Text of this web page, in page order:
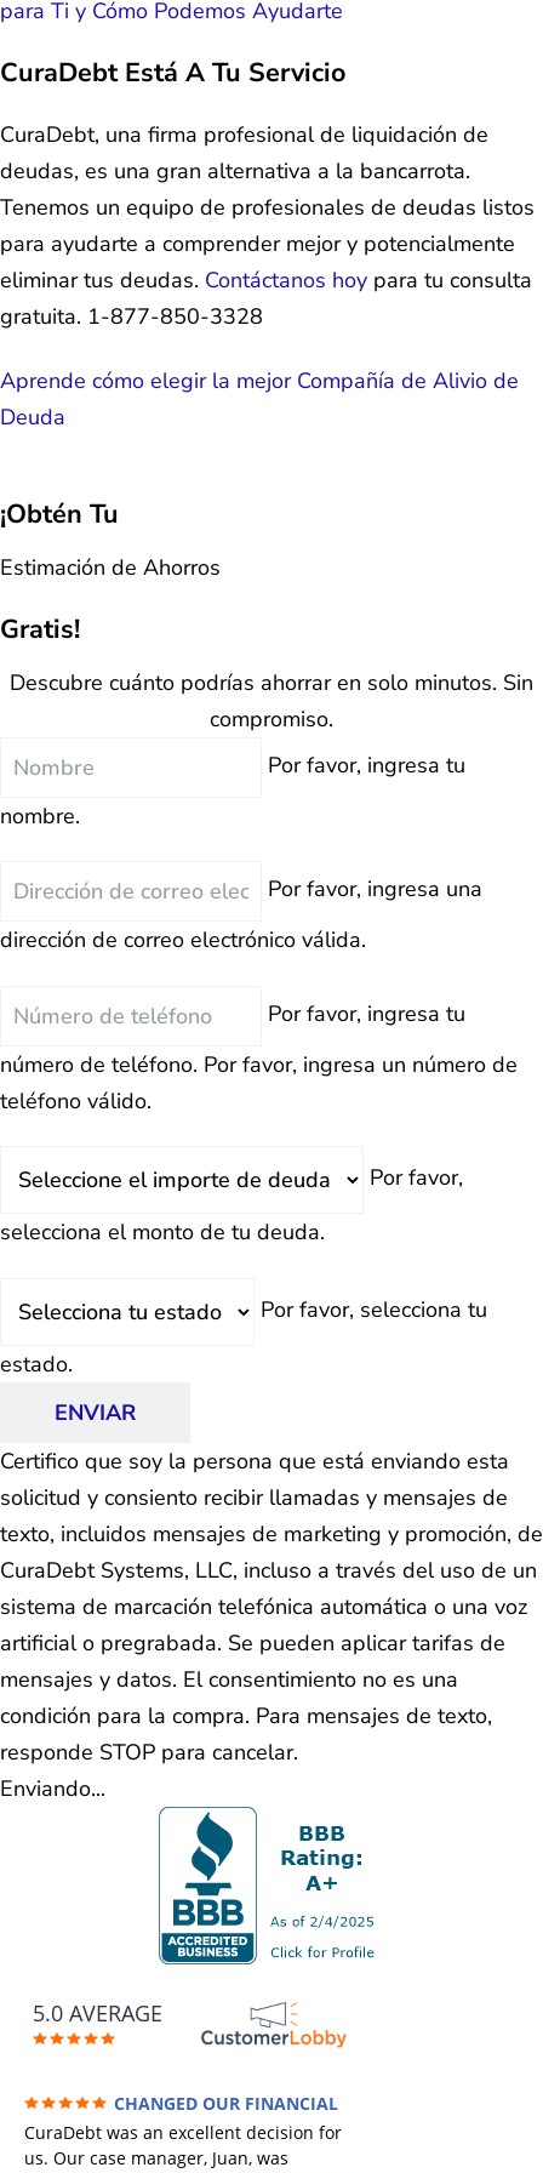
para Ti y Cómo Podemos Ayudarte
CuraDebt Está A Tu Servicio
CuraDebt, una firma profesional de liquidación de
deudas, es una gran alternativa a la bancarrota.
Tenemos un equipo de profesionales de deudas listos
para ayudarte a comprender mejor y potencialmente
eliminar tus deudas. Contáctanos hoy para tu consulta
gratuita. 1-877-850-3328
Aprende cómo elegir la mejor Compañía de Alivio de
Deuda
¡Obtén Tu
Estimación de Ahorros
Gratis!
Descubre cuánto podrías ahorrar en solo minutos. Sin
compromiso.
Nombre
Por favor, ingresa tu
nombre.
Correo
Por favor, ingresa una
dirección de correo electrónico válida.
Teléfono
Por favor, ingresa tu
número de teléfono. Por favor, ingresa un número de
teléfono válido.
Por favor,
selecciona el monto de tu deuda.
Por favor, selecciona tu
estado.
ENVIAR
Certifico que soy la persona que está enviando esta
solicitud y consiento recibir llamadas y mensajes de
texto, incluidos mensajes de marketing y promoción, de
CuraDebt Systems, LLC, incluso a través del uso de un
sistema de marcación telefónica automática o una voz
artificial o pregrabada. Se pueden aplicar tarifas de
mensajes y datos. El consentimiento no es una
condición para la compra. Para mensajes de texto,
responde STOP para cancelar.
Enviando...
5.0 AVERAGE
CHANGED OUR FINANCIAL
FUTURE (credit 200 Points / 90 K in debt
GONE)
CuraDebt was an excellent decision for
us. Our case manager, Juan, was